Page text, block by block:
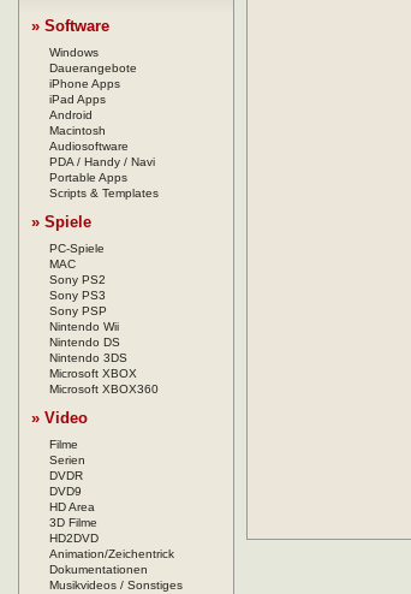
» Software
Windows
Dauerangebote
iPhone Apps
iPad Apps
Android
Macintosh
Audiosoftware
PDA / Handy / Navi
Portable Apps
Scripts & Templates
» Spiele
PC-Spiele
MAC
Sony PS2
Sony PS3
Sony PSP
Nintendo Wii
Nintendo DS
Nintendo 3DS
Microsoft XBOX
Microsoft XBOX360
» Video
Filme
Serien
DVDR
DVD9
HD Area
3D Filme
HD2DVD
Animation/Zeichentrick
Dokumentationen
Musikvideos / Sonstiges